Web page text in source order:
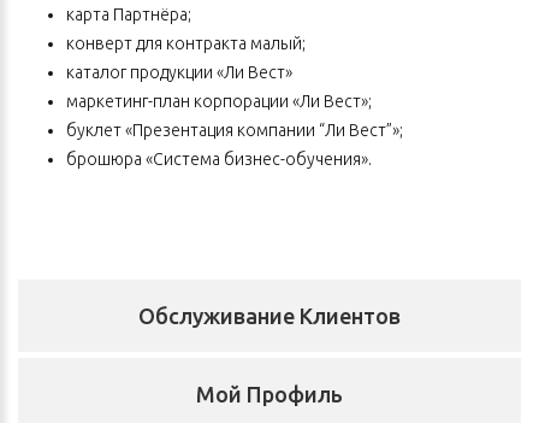
карта Партнёра;
конверт для контракта малый;
каталог продукции «Ли Вест»
маркетинг-план корпорации «Ли Вест»;
буклет «Презентация компании “Ли Вест”»;
брошюра «Система бизнес-обучения».
Обслуживание Клиентов
Мой Профиль